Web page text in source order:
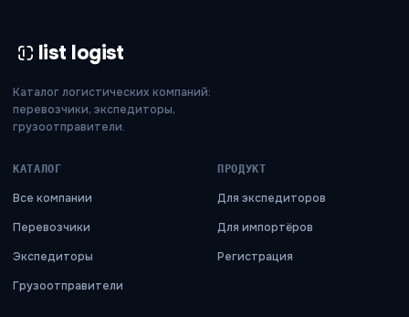
list logist
Каталог логистических компаний:
перевозчики, экспедиторы,
грузоотправители.
КАТАЛОГ
Все компании
Перевозчики
Экспедиторы
Грузоотправители
ПРОДУКТ
Для экспедиторов
Для импортёров
Регистрация